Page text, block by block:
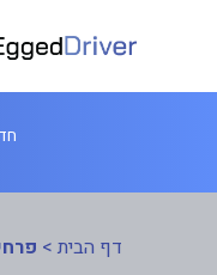
דף הבית >